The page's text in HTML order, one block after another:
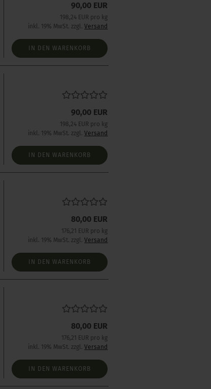
90,00 EUR
198,24 EUR pro kg
inkl. 19% MwSt. zzgl.Versand
IN DEN WARENKORB
90,00 EUR
198,24 EUR pro kg
inkl. 19% MwSt. zzgl.Versand
IN DEN WARENKORB
80,00 EUR
176,21 EUR pro kg
inkl. 19% MwSt. zzgl.Versand
IN DEN WARENKORB
80,00 EUR
176,21 EUR pro kg
inkl. 19% MwSt. zzgl.Versand
IN DEN WARENKORB